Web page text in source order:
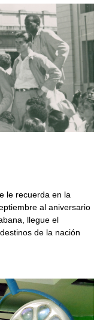
le recuerda en la
al aniversario
llegue el
de la nación